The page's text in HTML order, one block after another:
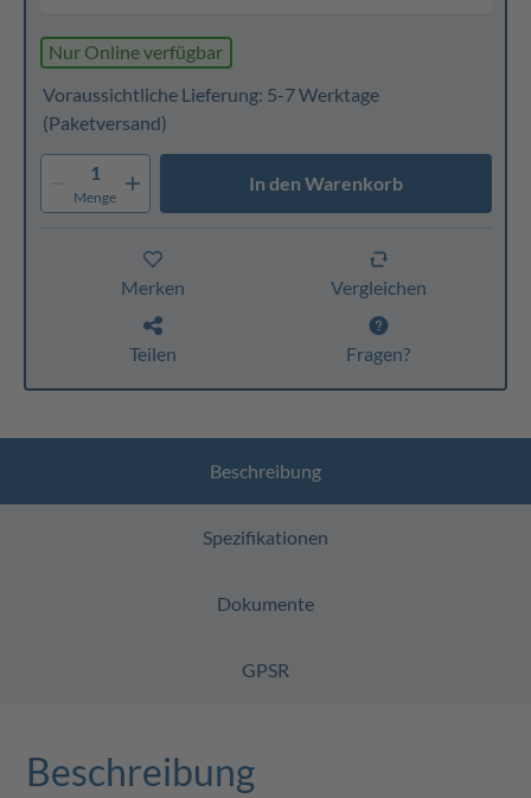
Nur Online verfügbar
Voraussichtliche Lieferung: 5-7 Werktage
(Paketversand)
1
Menge
In den Warenkorb
Merken Vergleichen
Teilen Fragen?
Beschreibung
Spezifikationen
Dokumente
GPSR
Beschreibung